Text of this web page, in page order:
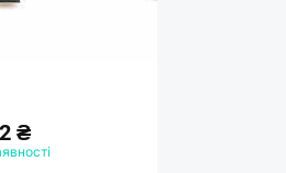
та
₴